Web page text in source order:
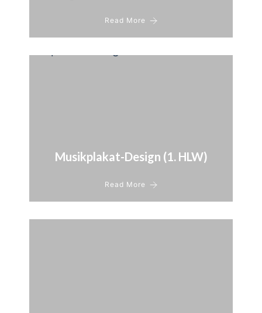
Read More
Musikplakat-Design (1. HLW)
Read More